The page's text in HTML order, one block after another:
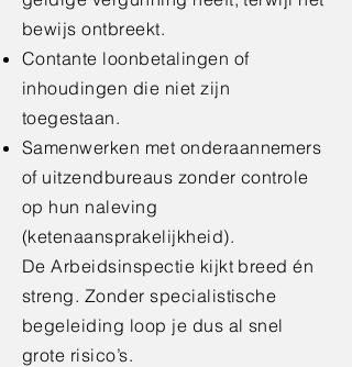
bewijs ontbreekt.
Contante loonbetalingen of
inhoudingen die niet zijn
toegestaan.
Samenwerken met onderaannemers
of uitzendbureaus zonder controle
op hun naleving
(ketenaansprakelijkheid).
De Arbeidsinspectie kijkt breed én
streng. Zonder specialistische
begeleiding loop je dus al snel
grote risico’s.